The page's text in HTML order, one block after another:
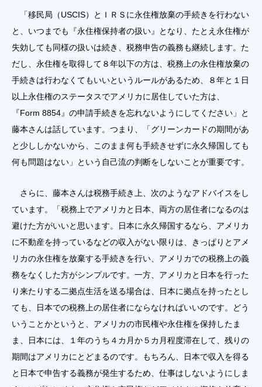
「移民局（USCIS）とＩＲＳに永住権放棄の手続きを行わない
と、いつまでも『永住権保持者の扱い』となり、たとえ永住権が
失効しても同様の扱いは続き、税務申告の義務も継続します。た
だし、永住権を取得して８年以下の方は、税務上の永住権放棄の
手続きは行わなくてもいいというルールがあるため、８年と１日
以上永住権のステータスでアメリカに居住していた方は、
『Form 8854』の申請手続きを忘れないようにしてください」と
藤本さんは話しています。つまり、「グリーンカードの期間があ
と少ししかないから、このまま何も手続きせずに永久帰国しても
何も問題はない」という自己流の判断をしないことが重要です。
さらに、藤本さんは税務手続き上、次のようなアドバイスをし
ています。「税務上でアメリカと日本、両方の居住者になるのは
避けた方がいいと思います。日本に永久帰国するなら、アメリカ
に不動産を持っているなどの収入がない限りは、きっぱりとアメ
リカの永住権を放棄する手続きを行い、アメリカでの税務上の義
務をなくした方がシンプルです。一方、アメリカと日本を行った
り来たりする二拠点生活を送る場合は、日本に拠点を持ったとし
ても、日本での税務上の居住者にならなければいいのです。どう
いうことかというと、アメリカの市民権や永住権を保持したま
ま、日本には、１年のうち４カ月か５カ月程度滞在して、残りの
期間はアメリカにとどまるのです。もちろん、日本で収入を得る
と日本で申告する義務が発生するため、仕事はしないようにしま